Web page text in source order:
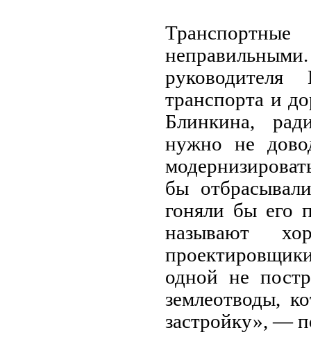
руководителя
транспорта и
Блинкина,
нужно не
бы
гоняли бы его
называют
одной не
землеотводы,
застройку», —